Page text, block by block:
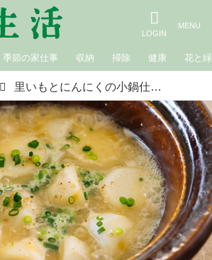
季節の家仕事 収納 掃除 健康 花と緑
里いもとにんにくの小鍋仕立て｜松田美智子の季節の仕事